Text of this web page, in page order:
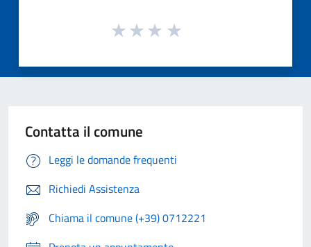
Contatta il comune
Leggi le domande frequenti
Richiedi Assistenza
Chiama il comune (+39) 0712221